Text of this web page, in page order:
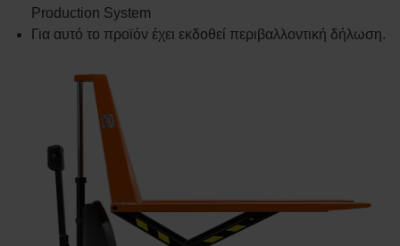
Production System
Για αυτό το προϊόν έχει εκδοθεί περιβαλλοντική δήλωση.